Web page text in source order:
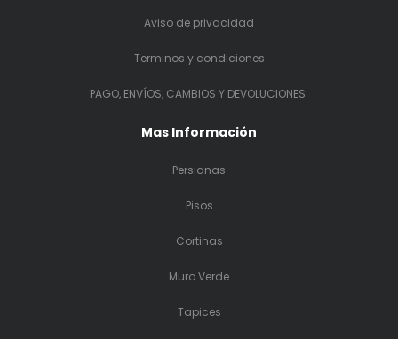
Aviso de privacidad
Terminos y condiciones
PAGO, ENVÍOS, CAMBIOS Y DEVOLUCIONES
Mas Información
Persianas
Pisos
Cortinas
Muro Verde
Tapices